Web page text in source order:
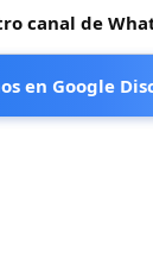
canal de
en Google